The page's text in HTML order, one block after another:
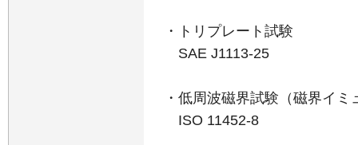
・トリプレート試験
SAE J1113-25
・低周波磁界試験（磁界イミ
ISO 11452-8